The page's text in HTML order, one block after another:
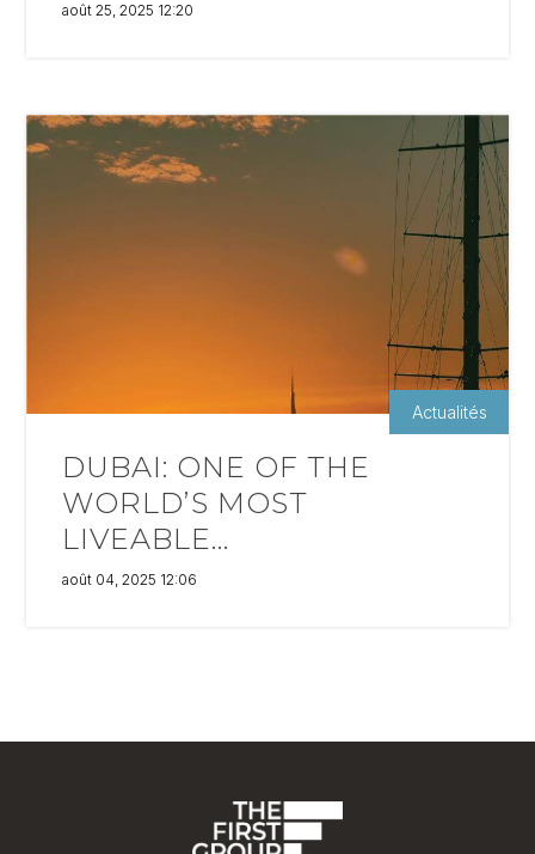
août 25, 2025 12:20
Actualités
DUBAI: ONE OF THE
WORLD’S MOST
LIVEABLE...
août 04, 2025 12:06